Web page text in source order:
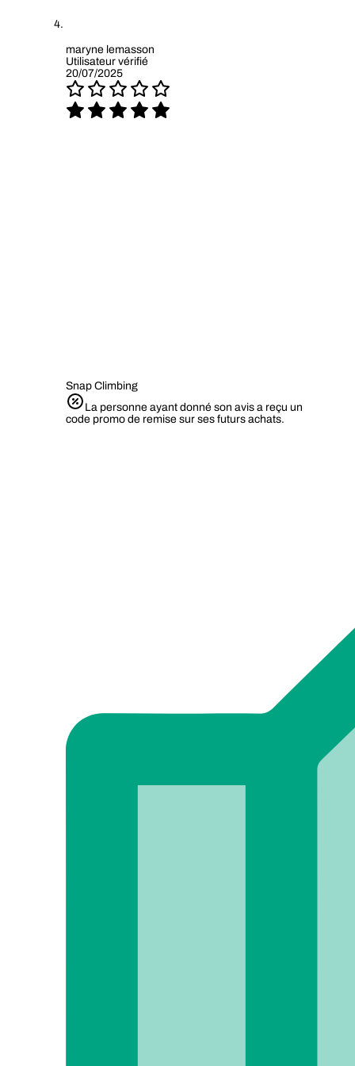
maryne lemasson
Utilisateur vérifié
20/07/2025
Snap Climbing
La personne ayant donné son avis a reçu un
code promo de remise sur ses futurs achats.